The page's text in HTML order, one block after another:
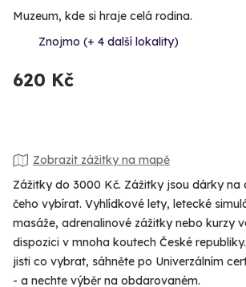
Muzeum, kde si hraje celá rodina.
Znojmo (+ 4 další lokality)
620 Kč
Zobrazit zážitky na mapě
Zážitky do 3000 Kč. Zážitky jsou dárky na
čeho vybírat. Vyhlídkové lety, letecké
masáže, adrenalinové zážitky nebo kurzy
dispozici v mnoha koutech České
jisti co vybrat, sáhněte po Univerzálním
- a nechte výběr na obdarovaném.